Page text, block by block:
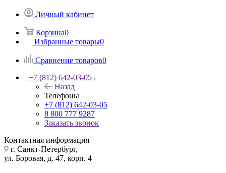
Личный кабинет
Корзина0
Избранные товары0
Сравнение товаров0
+7 (812) 642-03-05
Назад
Телефоны
+7 (812) 642-03-05
8 800 777 9287
Заказать звонок
Контактная информация
г. Санкт-Петербург,
ул. Боровая, д. 47, корп. 4